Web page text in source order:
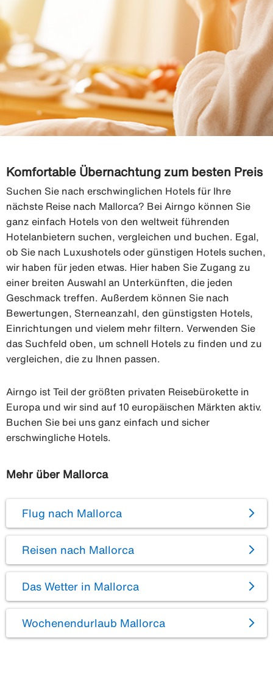
Komfortable Übernachtung zum besten Preis
Suchen Sie nach erschwinglichen Hotels für Ihre
nächste Reise nach Mallorca? Bei Airngo können Sie
ganz einfach Hotels von den weltweit führenden
Hotelanbietern suchen, vergleichen und buchen. Egal,
ob Sie nach Luxushotels oder günstigen Hotels suchen,
wir haben für jeden etwas. Hier haben Sie Zugang zu
einer breiten Auswahl an Unterkünften, die jeden
Geschmack treffen. Außerdem können Sie nach
Bewertungen, Sterneanzahl, den günstigsten Hotels,
Einrichtungen und vielem mehr filtern. Verwenden Sie
das Suchfeld oben, um schnell Hotels zu finden und zu
vergleichen, die zu Ihnen passen.
Airngo ist Teil der größten privaten Reisebürokette in
Europa und wir sind auf 10 europäischen Märkten aktiv.
Buchen Sie bei uns ganz einfach und sicher
erschwingliche Hotels.
Mehr über Mallorca
Flug nach Mallorca
Reisen nach Mallorca
Das Wetter in Mallorca
Wochenendurlaub Mallorca